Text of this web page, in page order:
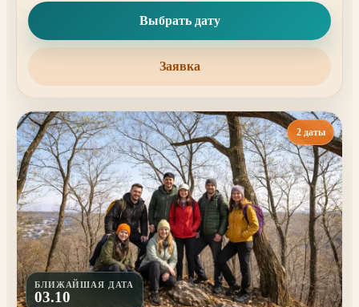
Выбрать дату
Заявка
БЛИЖАЙШАЯ ДАТА
03.10
2 даты